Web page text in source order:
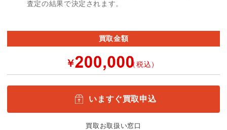
査定の結果で決定されます。
買取金額
￥ （税込）
いますぐ買取申込
買取お取扱い窓口